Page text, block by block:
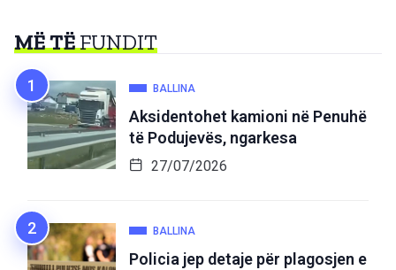
MË TËFUNDIT
BALLINA
Aksidentohet kamioni në Penuhë
të Podujevës, ngarkesa
27/07/2026
BALLINA
Policia jep detaje për plagosjen e